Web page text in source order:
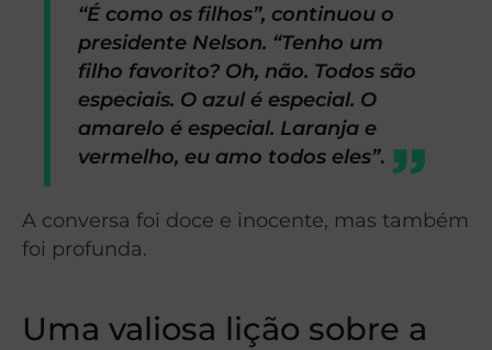
“É como os filhos”, continuou o
presidente Nelson. “Tenho um
filho favorito? Oh, não. Todos são
especiais. O azul é especial. O
amarelo é especial. Laranja e
vermelho, eu amo todos eles”.
A conversa foi doce e inocente, mas também
foi profunda.
Uma valiosa lição sobre a